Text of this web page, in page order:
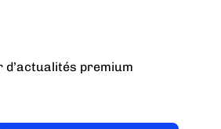
premium